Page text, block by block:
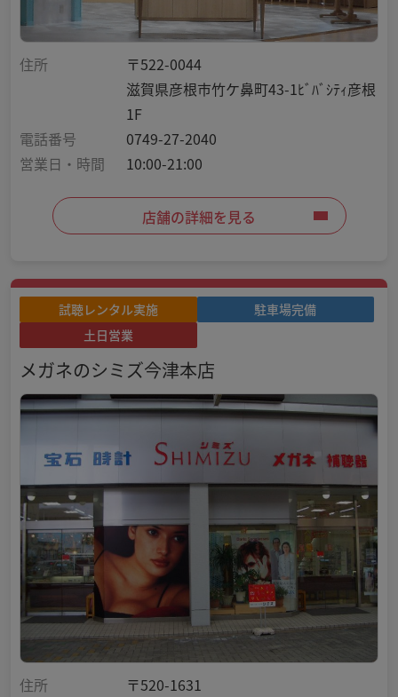
住所
〒522-0044
滋賀県彦根市竹ケ鼻町43-1ﾋﾞﾊﾞｼﾃｨ彦根
1F
電話番号
0749-27-2040
営業日・時間
10:00-21:00
店舗の詳細を見る
試聴レンタル実施
駐車場完備
土日営業
メガネのシミズ今津本店
住所
〒520-1631